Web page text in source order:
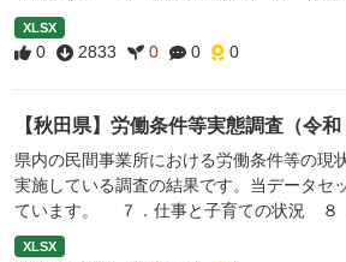
XLSX
0 2833 0 0 0
【秋田県】労働条件等実態調査（令
県内の民間事業所における労働条件等の現
実施している調査の結果です。当データセ
ています。 ７．仕事と子育ての状況 ８
XLSX